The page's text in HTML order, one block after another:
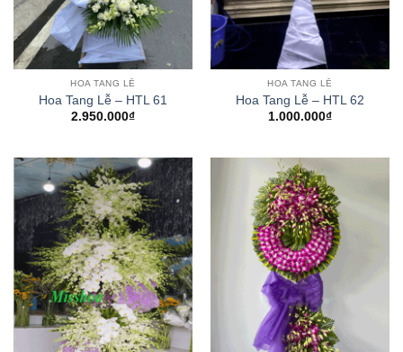
HOA TANG LỄ
Hoa Tang Lễ – HTL 61
2.950.000₫
HOA TANG LỄ
Hoa Tang Lễ – HTL 62
1.000.000₫